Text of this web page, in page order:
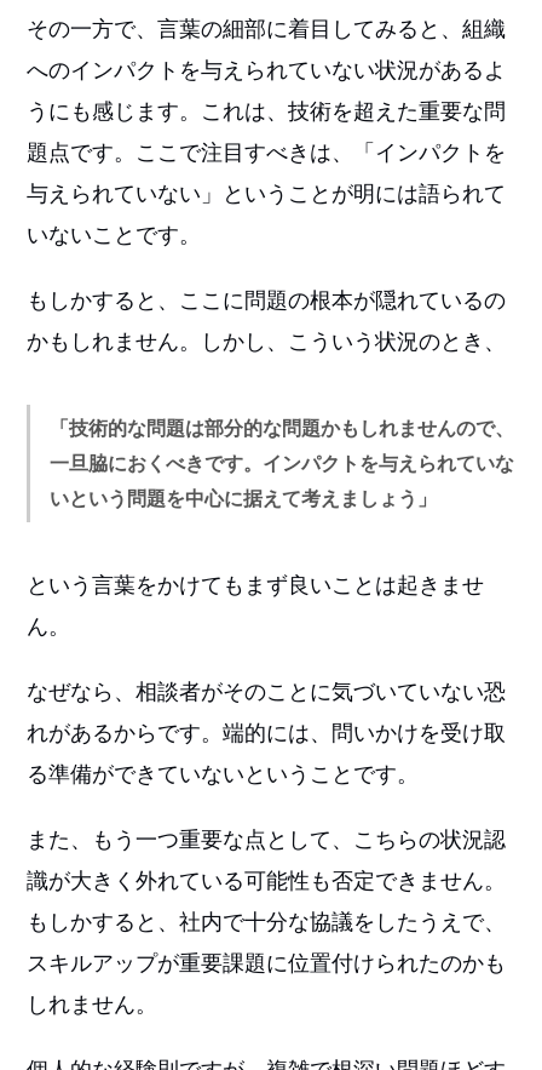
その一方で、言葉の細部に着目してみると、組織
へのインパクトを与えられていない状況があるよ
うにも感じます。これは、技術を超えた重要な問
題点です。ここで注目すべきは、「インパクトを
与えられていない」ということが明には語られて
いないことです。
もしかすると、ここに問題の根本が隠れているの
かもしれません。しかし、こういう状況のとき、
「技術的な問題は部分的な問題かもしれませんので、
一旦脇におくべきです。インパクトを与えられていな
いという問題を中心に据えて考えましょう」
という言葉をかけてもまず良いことは起きませ
ん。
なぜなら、相談者がそのことに気づいていない恐
れがあるからです。端的には、問いかけを受け取
る準備ができていないということです。
また、もう一つ重要な点として、こちらの状況認
識が大きく外れている可能性も否定できません。
もしかすると、社内で十分な協議をしたうえで、
スキルアップが重要課題に位置付けられたのかも
しれません。